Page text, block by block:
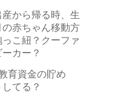
産から帰る時、生
赤ちゃん移動方
こ紐？クーファ
カー？
育資金の貯め
てる？